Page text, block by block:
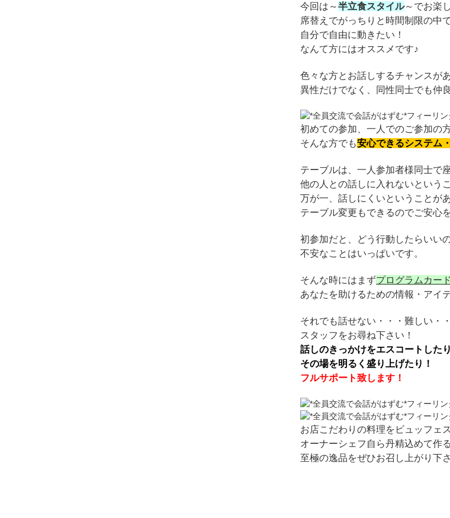
今回は～半立食スタイル～でお楽
席替えでがっちりと時間制限の中
自分で自由に動きたい！
なんて方にはオススメです♪
色々な方とお話しするチャンスが
異性だけでなく、同性同士でも仲
初めての参加、一人でのご参加の
そんな方でも安心できるシステム
テーブルは、一人参加者様同士で
他の人との話しに入れないという
万が一、話しにくいということが
テーブル変更もできるのでご安心
初参加だと、どう行動したらいい
不安なことはいっぱいです。
そんな時にはまずプログラムカード
あなたを助けるための情報・アイ
それでも話せない・・・難しい・
スタッフをお尋ね下さい！
話しのきっかけをエスコートした
その場を明るく盛り上げたり！
フルサポート致します！
お店こだわりの料理をビュッフェ
オーナーシェフ自ら丹精込めて作る
至極の逸品をぜひお召し上がり下さ